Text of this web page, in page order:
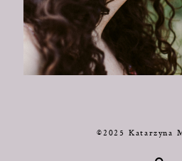
©2025 Katarzyna